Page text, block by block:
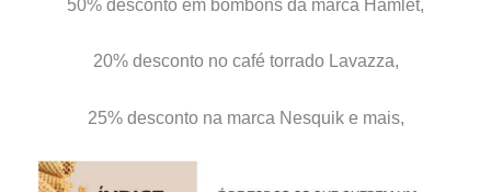
50% desconto em bombons da marca Hamlet,
20% desconto no café torrado Lavazza,
25% desconto na marca Nesquik e mais,